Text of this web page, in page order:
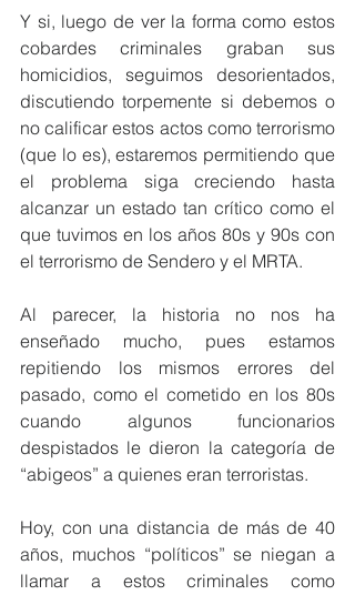
Y si, luego de ver la forma como estos
cobardes criminales graban sus
homicidios, seguimos desorientados,
discutiendo torpemente si debemos o
no calificar estos actos como terrorismo
(que lo es), estaremos permitiendo que
el problema siga creciendo hasta
alcanzar un estado tan crítico como el
que tuvimos en los años 80s y 90s con
el terrorismo de Sendero y el MRTA.
Al parecer, la historia no nos ha
enseñado mucho, pues estamos
repitiendo los mismos errores del
pasado, como el cometido en los 80s
cuando algunos funcionarios
despistados le dieron la categoría de
“abigeos” a quienes eran terroristas.
Hoy, con una distancia de más de 40
años, muchos “políticos” se niegan a
llamar a estos criminales como